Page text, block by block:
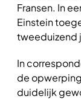
Fransen. In
Einstein
tweeduizend
In
de
duidelijk